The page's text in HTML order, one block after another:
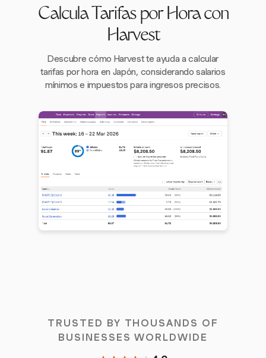
Calcula Tarifas por Hora con
Harvest
Descubre cómo Harvest te ayuda a calcular
tarifas por hora en Japón, considerando salarios
mínimos e impuestos para ingresos precisos.
TRUSTED BY THOUSANDS OF
BUSINESSES WORLDWIDE